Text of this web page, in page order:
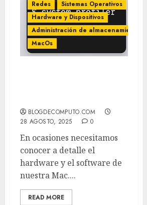
Redes
Sistemas Operativos
Hardware y Dispositivos
Administración de almacenamiento
MacOs
BLOGDECOMPUTO.COM
28 AGOSTO, 2025
0
En ocasiones necesitamos
conocer a detalle el
hardware y el software de
nuestra Mac....
READ MORE